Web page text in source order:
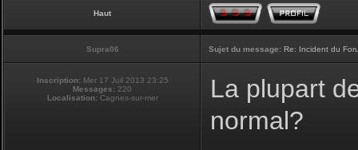
Haut
Supra06 Sujet du message: Re: Incident du
Inscription: Mer 17 Juil 2013 23:25
Messages: 220
Localisation:Cagnes-sur-mer
La plupart
normal?